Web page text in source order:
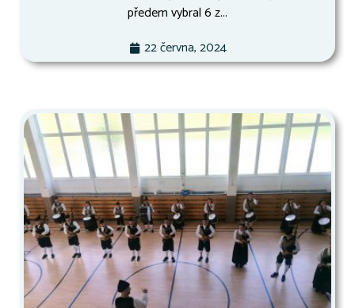
předem vybral 6 z...
22 června, 2024